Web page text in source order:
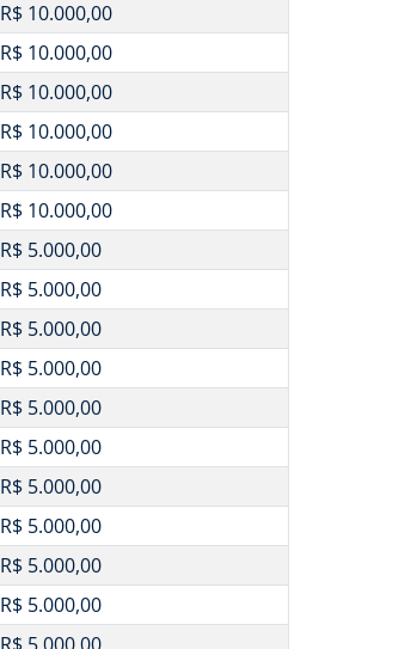
R$ 10.000,00
R$ 10.000,00
R$ 10.000,00
R$ 10.000,00
R$ 10.000,00
R$ 10.000,00
R$ 5.000,00
R$ 5.000,00
R$ 5.000,00
R$ 5.000,00
R$ 5.000,00
R$ 5.000,00
R$ 5.000,00
R$ 5.000,00
R$ 5.000,00
R$ 5.000,00